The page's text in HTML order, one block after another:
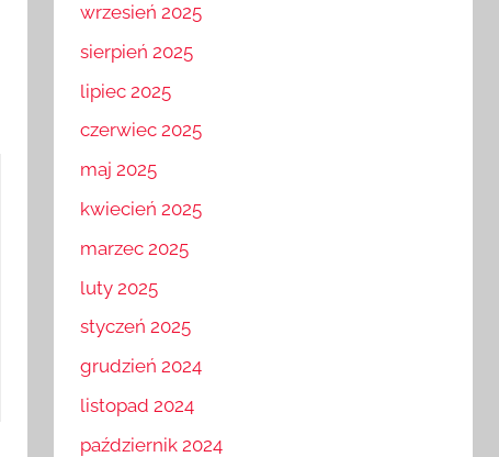
wrzesień 2025
sierpień 2025
lipiec 2025
czerwiec 2025
maj 2025
kwiecień 2025
marzec 2025
luty 2025
styczeń 2025
grudzień 2024
listopad 2024
październik 2024